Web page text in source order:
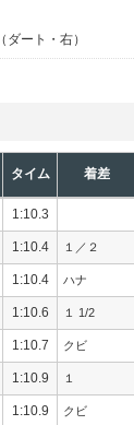
（ダート・右）
タイム 着差
1:10.3
1:10.4 １／２
1:10.4 ハナ
1:10.6 １ 1/2
1:10.7 クビ
1:10.9 １
1:10.9 クビ